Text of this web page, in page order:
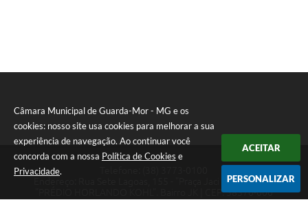
Câmara Municipal de Guarda-Mor - MG e os
cookies: nosso site usa cookies para melhorar a sua
experiência de navegação. Ao continuar você
concorda com a nossa Política de Cookies e
Privacidade.
ACEITAR
PERSONALIZAR
Endereço: Rua Sete Lagoas, 155 - "Praça Jaci Guimarães" -
"PRÉDIO HORLANDO KOHL". Bairro JK | CEP: 38570-000